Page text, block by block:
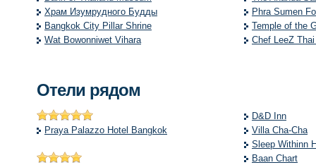
Храм Изумрудного Будды
Bangkok City Pillar Shrine
Wat Bowonniwet Vihara
Phra Sumen
Temple of the
Chef LeeZ
Отели рядом
Praya Palazzo Hotel Bangkok
D&D Inn
Villa Cha-Cha
Sleep Withinn
Baan Chart